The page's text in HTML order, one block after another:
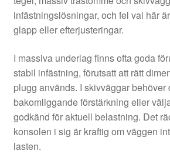
infästningslösningar, och fel val här
glapp eller efterjusteringar.
I massiva underlag finns ofta goda
stabil infästning, förutsatt att rätt
plugg används. I skivväggar behöver
bakomliggande förstärkning eller
godkänd för aktuell belastning. Det
konsolen i sig är kraftig om väggen
lasten.